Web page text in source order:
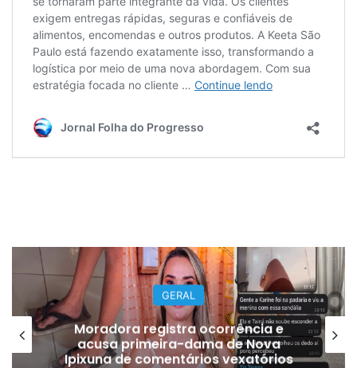
GERAL
Moradora registra ocorrência e
acusa primeira-dama de Nova
Ipixuna de comentários vexatórios